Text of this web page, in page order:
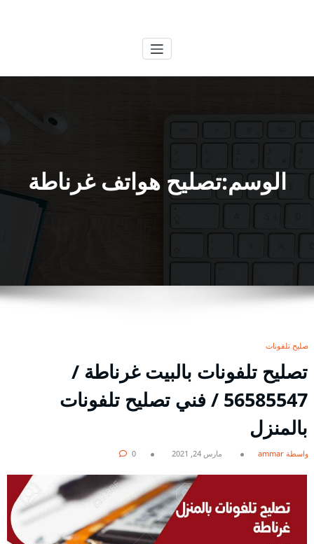
الوسم:تصليح هواتف غرناطة
تصليح تلفونات
تصليح تلفونات بالبيت غرناطة /
56585547 / فني تصليح تلفونات
بالمنزل
بواسطة ammar مارس 24, 2021 0